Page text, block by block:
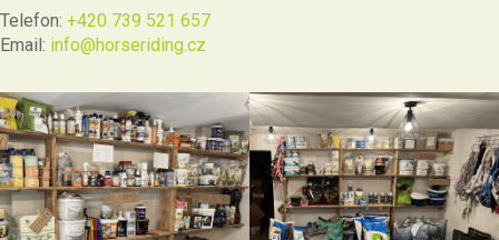
Telefon: +420 739 521 657
Email: info@horseriding.cz